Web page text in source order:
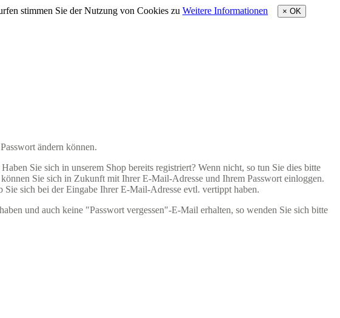
stimmen Sie der Nutzung von Cookies zu Weitere Informationen × OK
ändern können.
Sie sich in unserem Shop bereits registriert? Wenn nicht, so tun Sie dies bitte
Sie sich in Zukunft mit Ihrer E-Mail-Adresse und Ihrem Passwort einloggen.
Sie sich bei der Eingabe Ihrer E-Mail-Adresse evtl. vertippt haben.
und auch keine "Passwort vergessen"-E-Mail erhalten, so wenden Sie sich bitte